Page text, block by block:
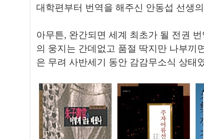
대학편부터 번역을 해주신 안동섭 선생
아무튼, 완간되면 세계 최초가 될 전권
의 웅지는 간데없고 품절 딱지만 나부끼
은 무려 사반세기 동안 감감무소식 상태